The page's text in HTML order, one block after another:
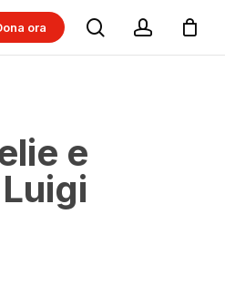
ora
Dona per Messe
searchaccount
e